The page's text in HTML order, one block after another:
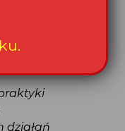
prawa
działań